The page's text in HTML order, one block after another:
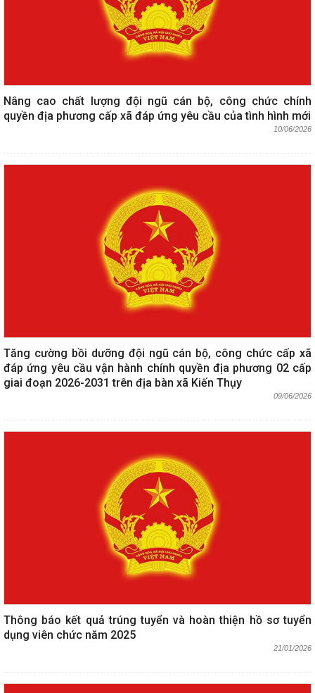
Nâng cao chất lượng đội ngũ cán bộ, công chức chính
quyền địa phương cấp xã đáp ứng yêu cầu của tình hình mới
10/06/2026
Tăng cường bồi dưỡng đội ngũ cán bộ, công chức cấp xã
đáp ứng yêu cầu vận hành chính quyền địa phương 02 cấp
giai đoạn 2026-2031 trên địa bàn xã Kiến Thụy
09/06/2026
Thông báo kết quả trúng tuyển và hoàn thiện hồ sơ tuyển
dụng viên chức năm 2025
21/01/2026